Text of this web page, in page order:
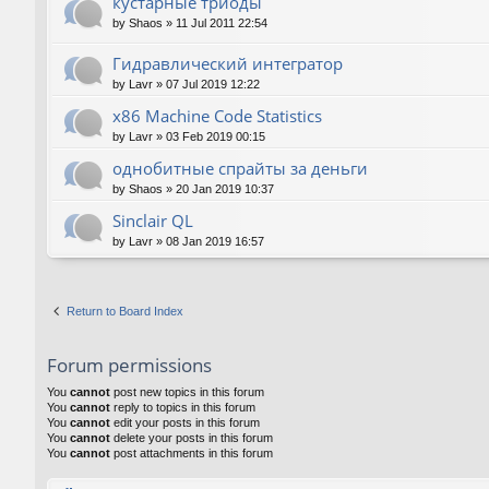
by Shaos » 11 Jul 2011 22:54
Гидравлический интегратор
by Lavr » 07 Jul 2019 12:22
x86 Machine Code Statistics
by Lavr » 03 Feb 2019 00:15
однобитные спрайты за деньги
by Shaos » 20 Jan 2019 10:37
Sinclair QL
by Lavr » 08 Jan 2019 16:57
Return to Board Index
Forum permissions
You cannot post new topics in this forum
You cannot reply to topics in this forum
You cannot edit your posts in this forum
You cannot delete your posts in this forum
You cannot post attachments in this forum